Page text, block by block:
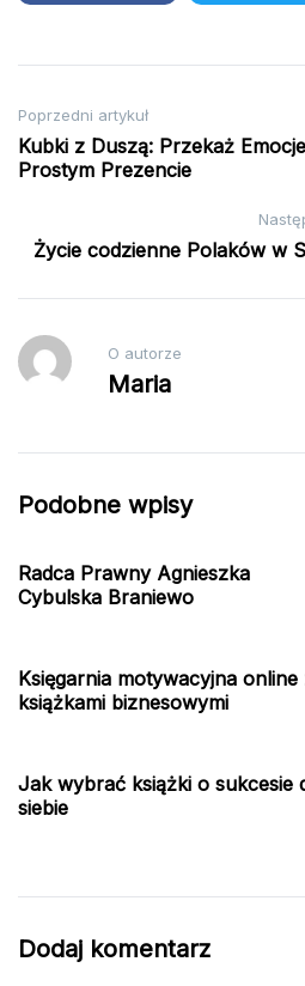
Nawigacja
wpisu
Poprzedni artykuł
Kubki z Duszą: Przekaż
Prostym Prezencie
Życie codzienne Polaków w
O autorze
Maria
Podobne wpisy
Radca Prawny Agnieszka
Cybulska Braniewo
Księgarnia motywacyjna online
książkami biznesowymi
Jak wybrać książki o sukcesie
siebie
Dodaj komentarz